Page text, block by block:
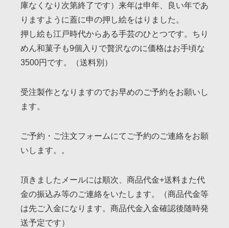
庫なくなり次第終了です）来年は申年、良い年であ
りますように蓋に申の押し絵をはりました。
押し絵も江戸時代からある手芸のひとつです。ちり
めん和菓子も9個入りで贅沢なのに価格はお手頃な
3500円です。（送料別）
受注製作となりますのでお早めのご予約をお願いし
ます。
ご予約・ご注文フォームにてご予約のご連絡をお願
いします。。
頂きましたメールには順次、商品代金+送料また代
金の振込み等のご連絡をいたします。（商品代金等
は先ご入金になります。商品代金入金確認後随時発
送予定です）